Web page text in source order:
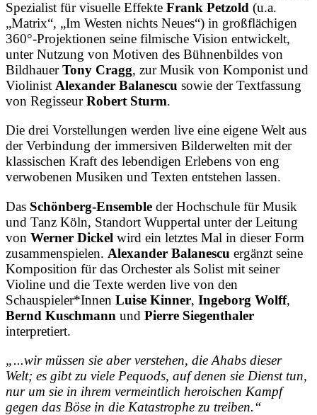
Spezialist für visuelle Effekte Frank Petzold (u.a.
„Matrix“, „Im Westen nichts Neues“) in großflächigen
360°-Projektionen seine filmische Vision entwickelt,
unter Nutzung von Motiven des Bühnenbildes von
BildhauerTony Cragg, zur Musik von Komponist und
Violinist Alexander Balanescu sowie der Textfassung
von RegisseurRobert Sturm.
Die drei Vorstellungen werden live eine eigene Welt aus
der Verbindung der immersiven Bilderwelten mit der
klassischen Kraft des lebendigen Erlebens von eng
verwobenen Musiken und Texten entstehen lassen.
Das Schönberg-Ensemble der Hochschule für Musik
und Tanz Köln, Standort Wuppertal unter der Leitung
von Werner Dickel wird ein letztes Mal in dieser Form
zusammenspielen. Alexander Balanescu ergänzt seine
Komposition für das Orchester als Solist mit seiner
Violine und die Texte werden live von den
Schauspieler*Innen Luise Kinner, Ingeborg Wolff,
Bernd Kuschmann und Pierre Siegenthaler
interpretiert.
„...wir müssen sie aber verstehen, die Ahabs dieser
Welt; es gibt zu viele Pequods, auf denen sie Dienst tun,
nur um sie in ihrem vermeintlich heroischen Kampf
gegen das Böse in die Katastrophe zu treiben.“